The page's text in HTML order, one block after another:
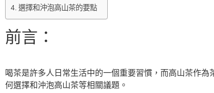
選擇和沖泡高山茶的要點
前言：
喝茶是許多人日常生活中的一個重要習慣，而高山茶作
何選擇和沖泡高山茶等相關議題。